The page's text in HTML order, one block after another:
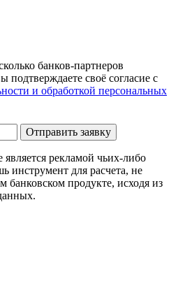
банков-партнеров
подтверждаете своё согласие с
и обработкой персональных
Отправить заявку
рекламой чьих-либо
инструмент для расчета, не
банковском продукте, исходя из